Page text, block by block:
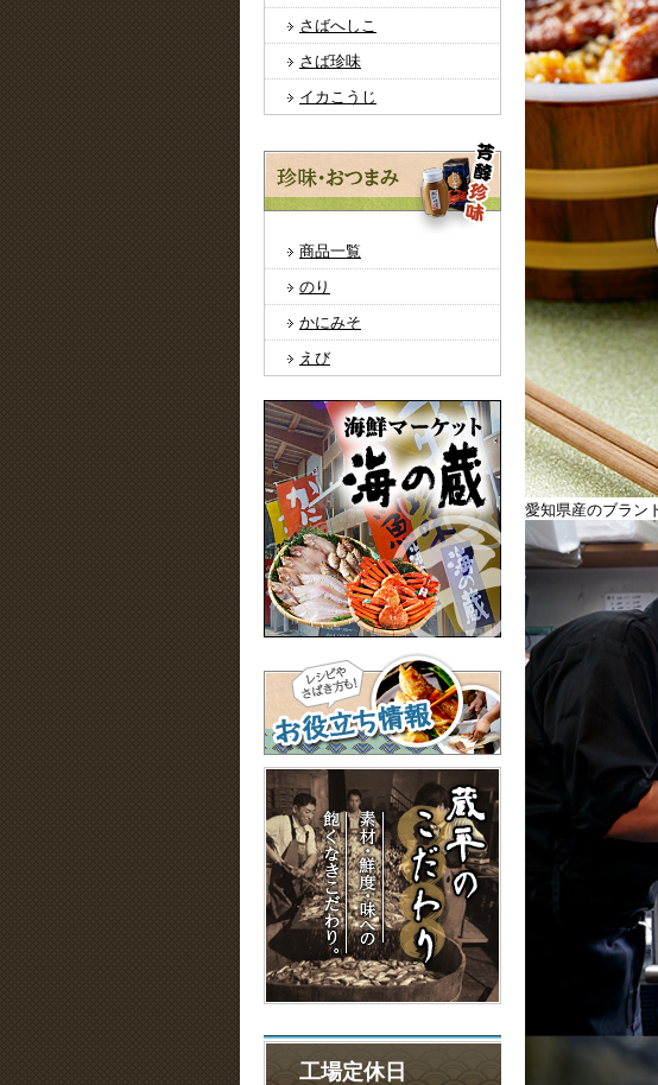
さばへしこ
さば珍味
イカこうじ
商品一覧
のり
かにみそ
えび
工場定休日
愛知県産のブラン